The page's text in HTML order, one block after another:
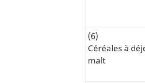
(6)
Céréales à
malt